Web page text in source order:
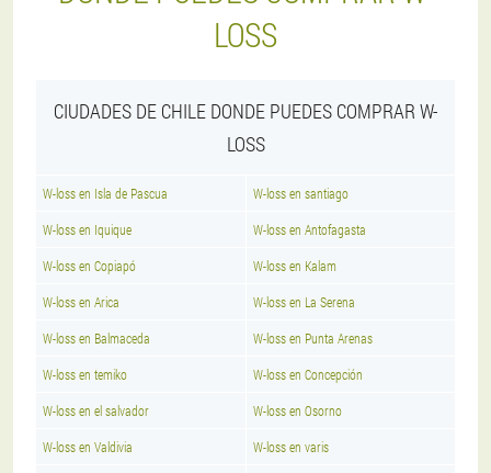
LOSS
CIUDADES DE CHILE DONDE PUEDES COMPRAR W-
LOSS
W-loss en Isla de Pascua W-loss en santiago
W-loss en Iquique W-loss en Antofagasta
W-loss en Copiapó W-loss en Kalam
W-loss en Arica W-loss en La Serena
W-loss en Balmaceda W-loss en Punta Arenas
W-loss en temiko W-loss en Concepción
W-loss en el salvador W-loss en Osorno
W-loss en Valdivia W-loss en varis